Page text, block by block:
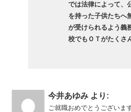
では法律によって、
を持った子供たちへ
が受けられるよう義
校でもＯＴがたくさ
今井あゆみ より:
ご就職おめでとうございま